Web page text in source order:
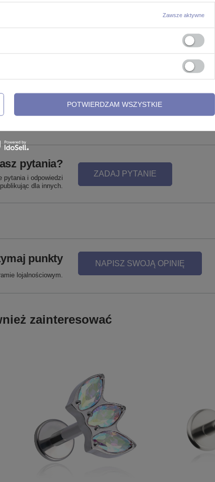
Tytanowa
pytania?
pytania i odpowiedzi
publikując dla innych.
ZADAJ PYTANIE
punkty
lojalnościowym.
NAPISZ SWOJĄ OPINIĘ
zainteresować
Zawsze aktywne
POTWIERDZAM WSZYSTKIE